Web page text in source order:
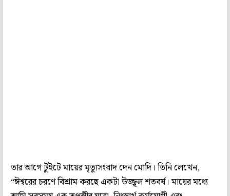
তার আগে টুইটে মায়ের মৃত্যুসংবাদ দেন মোদি। তিনি লেখেন,
“ঈশ্বরের চরণে বিশ্রাম করছে একটা উজ্জ্বল শতবর্ষ। মায়ের মধ্যে